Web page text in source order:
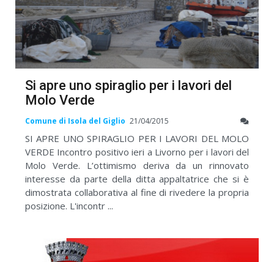
Si apre uno spiraglio per i lavori del
Molo Verde
Comune di Isola del Giglio 21/04/2015
SI APRE UNO SPIRAGLIO PER I LAVORI DEL MOLO
VERDE Incontro positivo ieri a Livorno per i lavori del
Molo Verde. L’ottimismo deriva da un rinnovato
interesse da parte della ditta appaltatrice che si è
dimostrata collaborativa al fine di rivedere la propria
posizione. L'incontr ...